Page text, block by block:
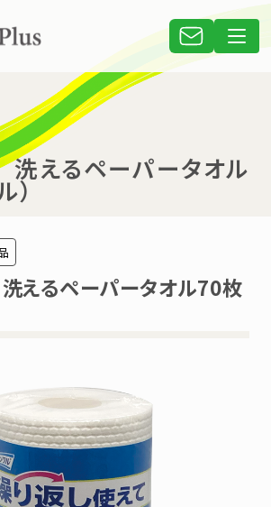
えるペーパータオル
）
えるペーパータオル70枚